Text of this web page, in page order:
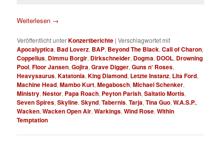
Weiterlesen →
Veröffentlicht unterKonzertberichte |Verschlagwortet mit
Apocalyptica, Bad Loverz, BAP, Beyond The Black,Call of Charon,
Coppelius, Dimmu Borgir, Dirkschneider, Dogma, DOOL, Drowning
Pool,Floor Jansen,Gojira,Grave Digger,Guns n‘ Roses,
Heavysaurus,Katatonia,King Diamond, Letzte Instanz, Lita Ford,
Machine Head,Mambo Kurt,Megabosch,Michael Schenker,
Ministry,Nestor, Papa Roach, Peyton Parish,Saltatio Mortis,
Seven Spires,Skyline,Skynd,Tabernis,Tarja,Tina Guo,W.A.S.P.,
Wacken,Wacken Open Air,Warkings,Wind Rose,Within
Temptation